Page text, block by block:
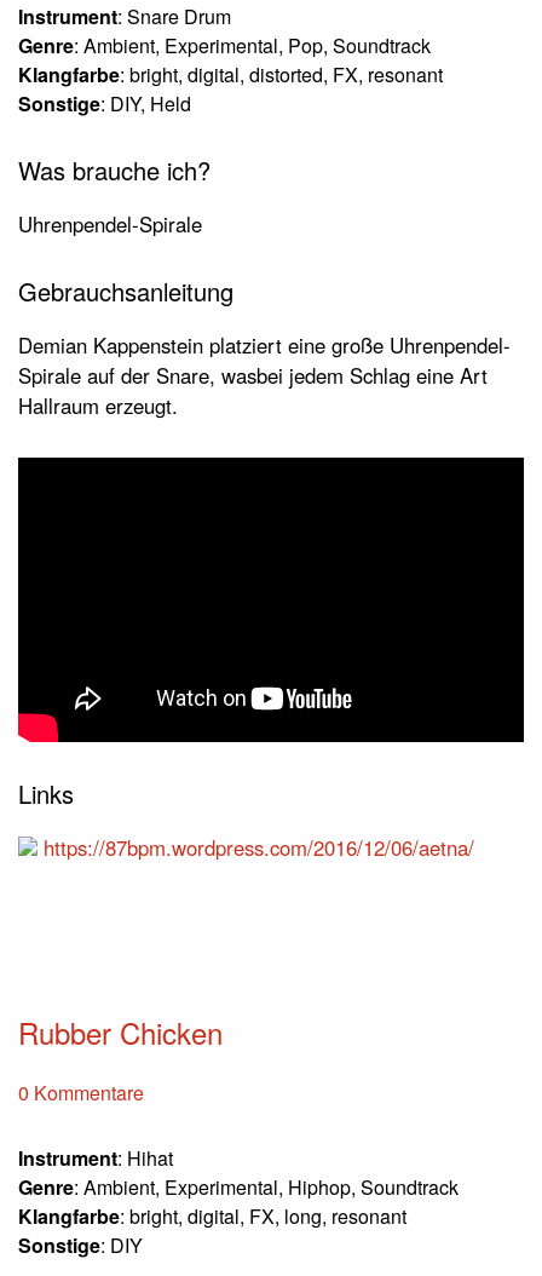
Instrument: Snare Drum
Genre: Ambient, Experimental, Pop, Soundtrack
Klangfarbe: bright, digital, distorted, FX, resonant
Sonstige: DIY, Held
Was brauche ich?
Uhrenpendel-Spirale
Gebrauchsanleitung
Demian Kappenstein platziert eine große Uhrenpendel-
Spirale auf der Snare, wasbei jedem Schlag eine Art
Hallraum erzeugt.
Links
https://87bpm.wordpress.com/2016/12/06/aetna/
Rubber Chicken
0 Kommentare
Instrument: Hihat
Genre: Ambient, Experimental, Hiphop, Soundtrack
Klangfarbe: bright, digital, FX, long, resonant
Sonstige: DIY